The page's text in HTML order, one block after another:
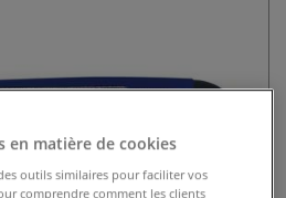
en matière de cookies
outils similaires pour faciliter vos
comprendre comment les clients